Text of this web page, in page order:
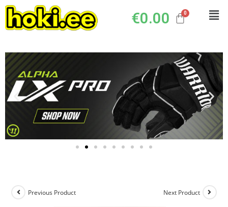
€0.00
Previous Product Next Product